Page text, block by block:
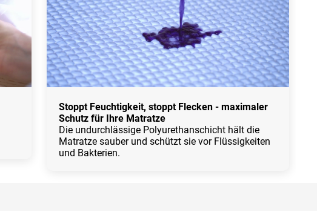
Stoppt Feuchtigkeit, stoppt Flecken - maximaler
Schutz für Ihre Matratze
Die undurchlässige Polyurethanschicht hält die
Matratze sauber und schützt sie vor Flüssigkeiten
und Bakterien.